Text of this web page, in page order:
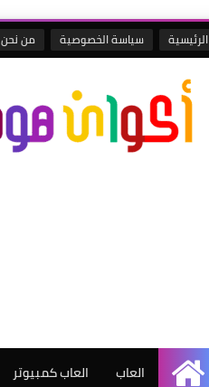
الرئيسية سياسة الخصوصية من نحن
الرئيسية
العاب العاب كمبيوتر